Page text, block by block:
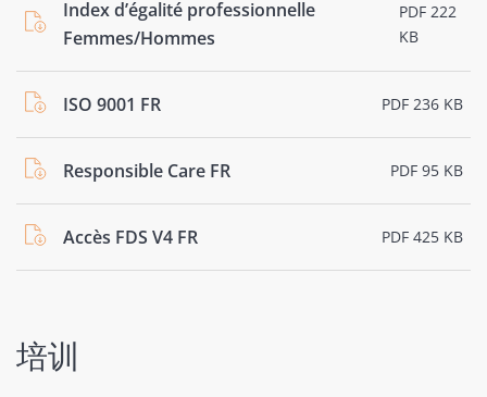
Index d’égalité professionnelle
Femmes/Hommes
PDF 222
KB
ISO 9001 FR PDF 236 KB
Responsible Care FR PDF 95 KB
Accès FDS V4 FR PDF 425 KB
培训